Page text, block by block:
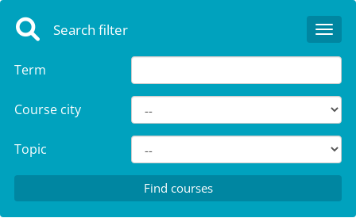
Search filter
Term
Course city
Topic